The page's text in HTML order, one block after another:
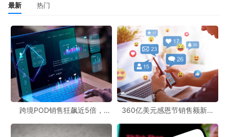
策。
最新 热门
跨境POD销售狂飙近5倍，
360亿美元感恩节销售额新纪
新风潮！